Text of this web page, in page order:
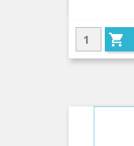
